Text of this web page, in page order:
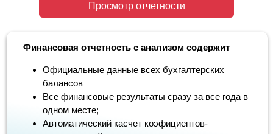
Просмотр отчетности
Финансовая отчетность с анализом содержит
Официальные данные всех бухгалтерских
балансов
Все финансовые результаты сразу за все года в
одном месте;
Автоматический касчет коэфициентов-